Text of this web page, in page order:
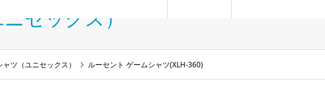
セックス）
ツ（ユニセックス） ルーセント ゲームシャツ(XLH-360)